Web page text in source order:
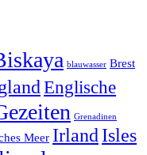
blauwasser Brest
Englische
Grenadinen
Meer IrlandIsles